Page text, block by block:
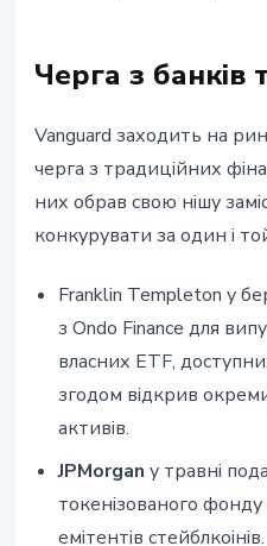
Черга з банків
Vanguard заходить на
черга з традиційних
них обрав свою нішу
конкурувати за один і
Franklin Templeton у
з Ondo Finance для
власних ETF,
згодом відкрив
активів.
JPMorgan у травні
токенізованого
емітентів стейблкоінів.